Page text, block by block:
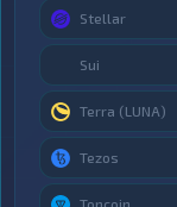
Stellar
Sui
Terra (LUNA)
Tezos
Toncoin